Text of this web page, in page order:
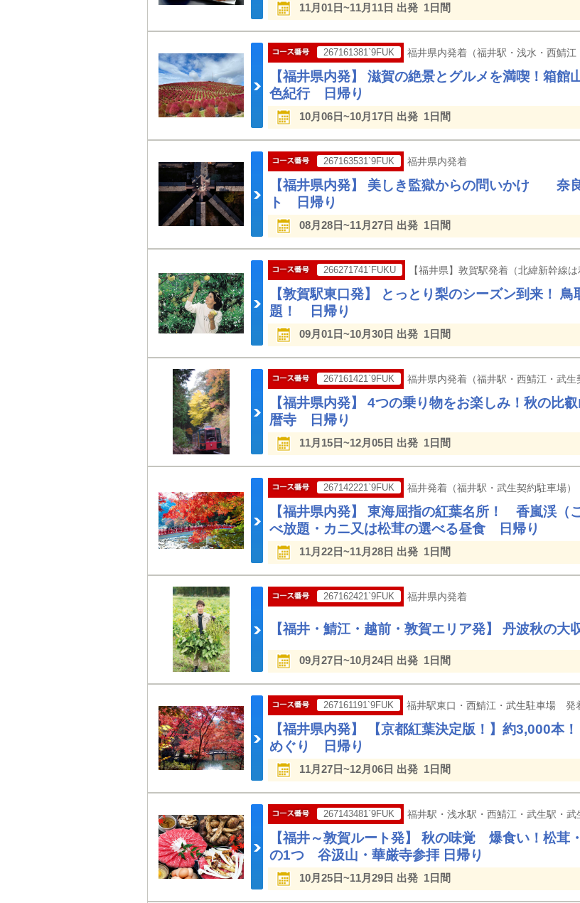
11月01日~11月11日 出発 1日間
267161381`9FUK 福井県内発着（福井駅・浅水・西鯖江
【福井県内発】 滋賀の絶景とグルメを満喫！箱
色紀行 日帰り
10月06日~10月17日 出発 1日間
267163531`9FUK 福井県内発着
【福井県内発】 美しき監獄からの問いかけ 奈
ト 日帰り
08月28日~11月27日 出発 1日間
266271741`FUKU 【福井県】敦賀駅発着（北緯新幹線は
【敦賀駅東口発】 とっとり梨のシーズン到来！
題！ 日帰り
09月01日~10月30日 出発 1日間
267161421`9FUK 福井県内発着（福井駅・西鯖江・武生
【福井県内発】 4つの乗り物をお楽しみ！秋の比
暦寺 日帰り
11月15日~12月05日 出発 1日間
267142221`9FUK 福井発着（福井駅・武生契約駐車場）
【福井県内発】 東海屈指の紅葉名所！ 香嵐渓（
べ放題・カニ又は松茸の選べる昼食 日帰り
11月22日~11月28日 出発 1日間
267162421`9FUK 福井県内発着
【福井・鯖江・越前・敦賀エリア発】 丹波秋の
09月27日~10月24日 出発 1日間
267161191`9FUK 福井駅東口・西鯖江・武生駐車場 発
【福井県内発】 【京都紅葉決定版！】約3,000本
めぐり 日帰り
11月27日~12月06日 出発 1日間
267143481`9FUK 福井駅・浅水駅・西鯖江・武生駅・
【福井～敦賀ルート発】 秋の味覚 爆食い！松茸
の1つ 谷汲山・華厳寺参拝 日帰り
10月25日~11月29日 出発 1日間